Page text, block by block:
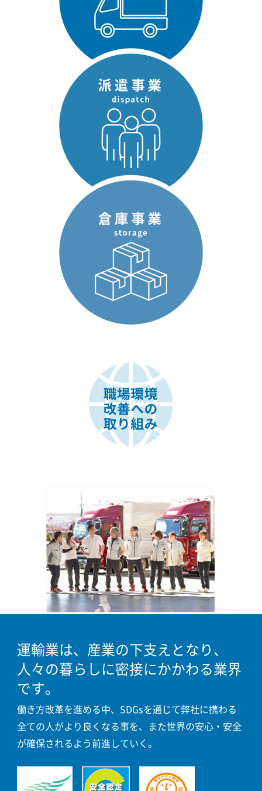
運輸業は、産業の下支えとなり、
人々の暮らしに密接にかかわる業界
です。
働き方改革を進める中、SDGsを通じて弊社に携わる
全ての人がより良くなる事を、また世界の安心・安全
が確保されるよう前進していく。